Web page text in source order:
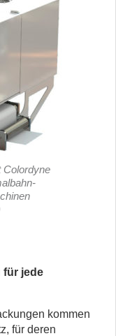
Colordyne
für jede
kommen
für deren